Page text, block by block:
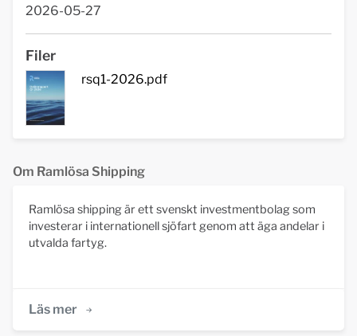
2026-05-27
Filer
rsq1-2026.pdf
Om Ramlösa Shipping
Ramlösa shipping är ett svenskt investmentbolag som
investerar i internationell sjöfart genom att äga andelar i
utvalda fartyg.
Läs mer